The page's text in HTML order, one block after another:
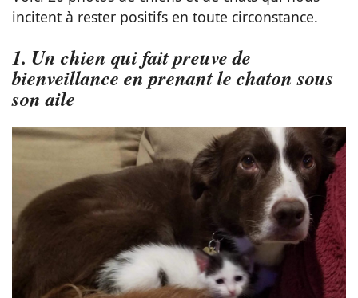
incitent à rester positifs en toute circonstance.
1. Un chien qui fait preuve de
bienveillance en prenant le chaton sous
son aile